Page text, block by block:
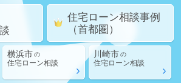
住宅ローン相談事例
（首都圏）
横浜市 の
住宅ローン相談
川崎市 の
住宅ローン相談